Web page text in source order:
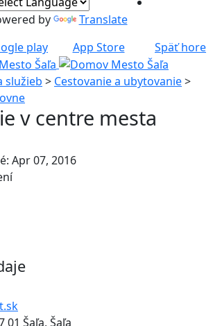
by
Translate
play App Store Späť hore
služieb > Cestovanie a ubytovanie>
v centre mesta
Apr 07, 2016
01 Šaľa, Šaľa